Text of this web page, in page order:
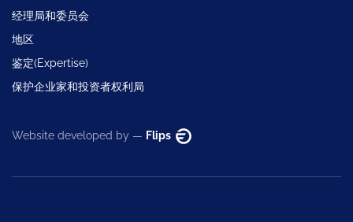
经理局和委员会
地区
鉴定(Expertise)
保护企业家和投资者权利局
Website developed by — Flips